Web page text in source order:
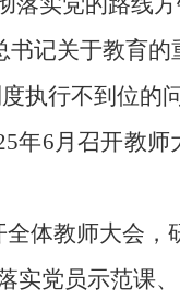
书记关于教育
执行不到位的
年6月召开教
全体教师大会
实党员示范课